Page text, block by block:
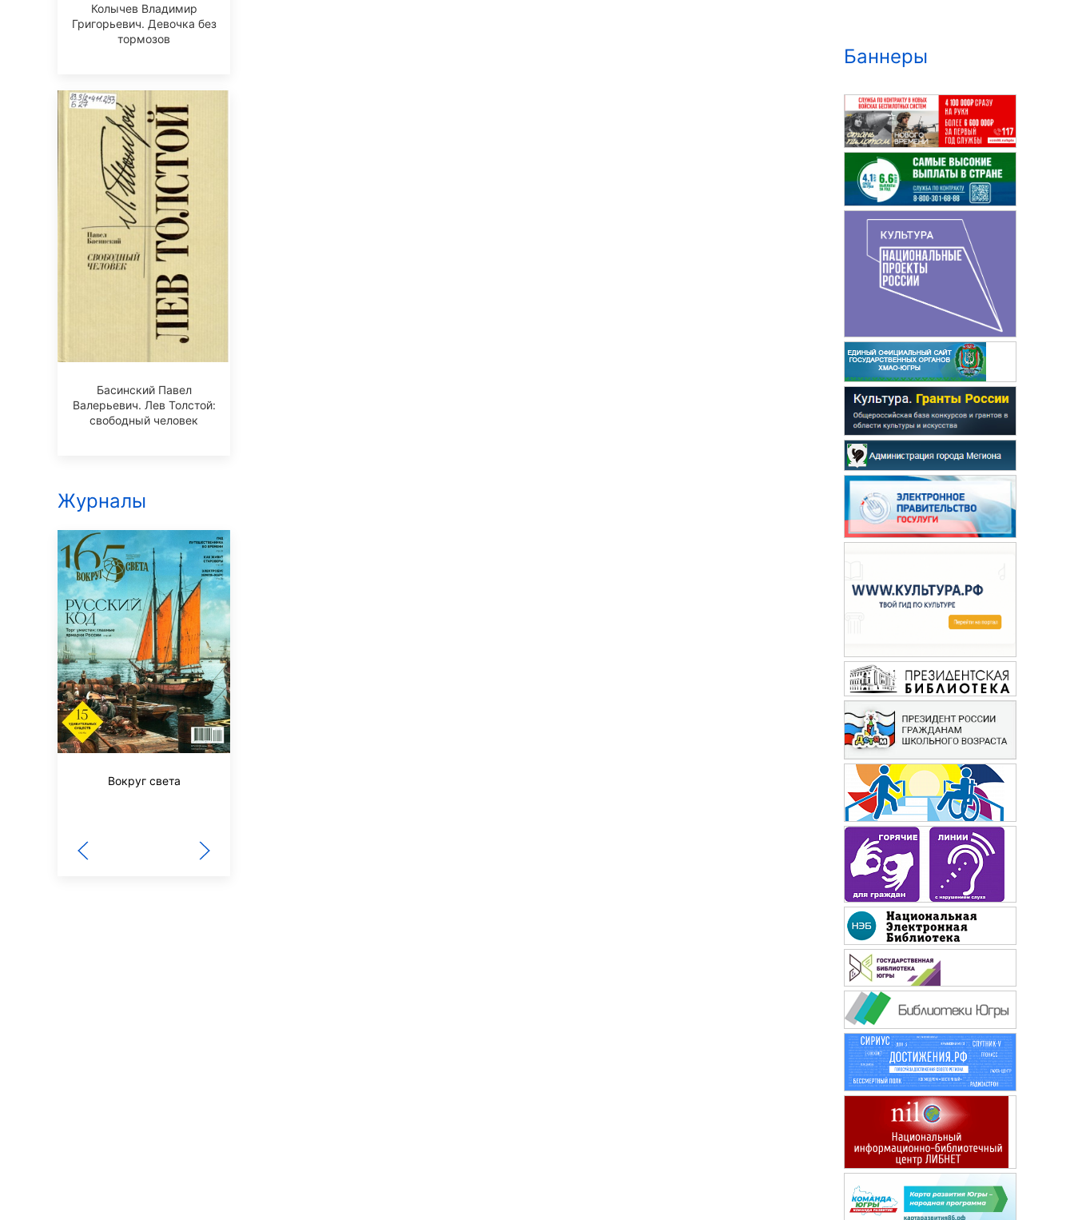
Колычев Владимир
Григорьевич. Девочка без
тормозов
Басинский Павел
Валерьевич. Лев Толстой:
свободный человек
Журналы
Вокруг света
Баннеры